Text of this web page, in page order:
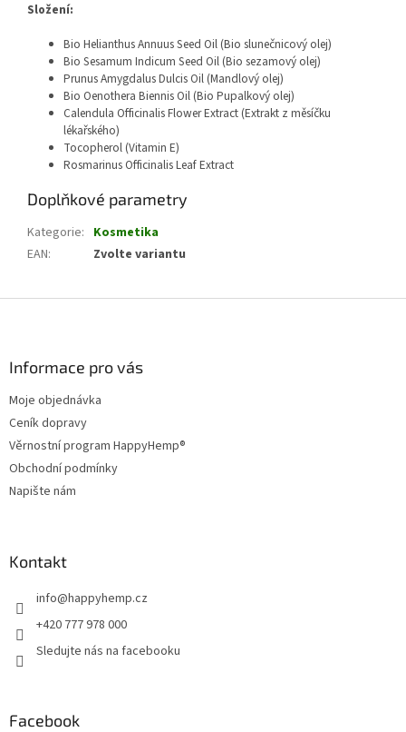
Složení:
Bio Helianthus Annuus Seed Oil (Bio slunečnicový olej)
Bio Sesamum Indicum Seed Oil (Bio sezamový olej)
Prunus Amygdalus Dulcis Oil (Mandlový olej)
Bio Oenothera Biennis Oil (Bio Pupalkový olej)
Calendula Officinalis Flower Extract (Extrakt z měsíčku
lékařského)
Tocopherol (Vitamin E)
Rosmarinus Officinalis Leaf Extract
Doplňkové parametry
Kategorie: Kosmetika
EAN: Zvolte variantu
Informace pro vás
Moje objednávka
Ceník dopravy
Věrnostní program HappyHemp®
Obchodní podmínky
Napište nám
Kontakt
info@happyhemp.cz
+420 777 978 000
Sledujte nás na facebooku
Facebook